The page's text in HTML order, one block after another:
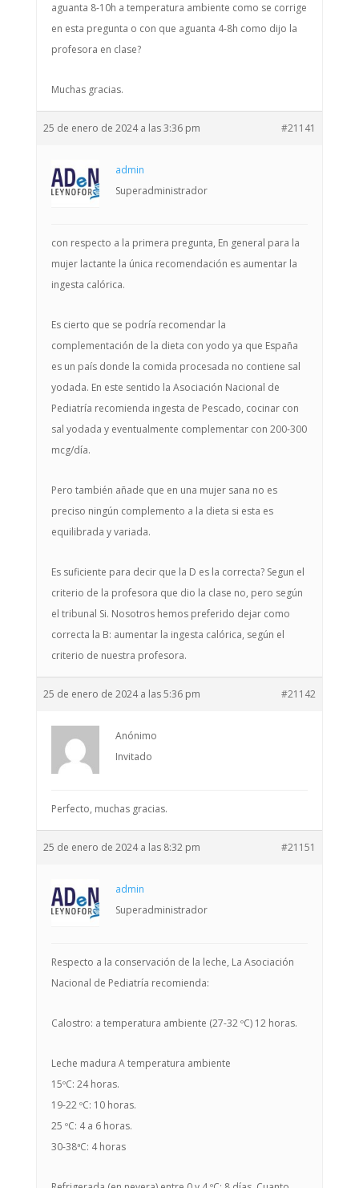
aguanta 8-10h a temperatura ambiente como se corrige
en esta pregunta o con que aguanta 4-8h como dijo la
profesora en clase?
Muchas gracias.
25 de enero de 2024 a las 3:36 pm #21141
admin
Superadministrador
con respecto a la primera pregunta, En general para la
mujer lactante la única recomendación es aumentar la
ingesta calórica.
Es cierto que se podría recomendar la
complementación de la dieta con yodo ya que España
es un país donde la comida procesada no contiene sal
yodada. En este sentido la Asociación Nacional de
Pediatría recomienda ingesta de Pescado, cocinar con
sal yodada y eventualmente complementar con 200-300
mcg/día.
Pero también añade que en una mujer sana no es
preciso ningún complemento a la dieta si esta es
equilibrada y variada.
Es suficiente para decir que la D es la correcta? Segun el
criterio de la profesora que dio la clase no, pero según
el tribunal Si. Nosotros hemos preferido dejar como
correcta la B: aumentar la ingesta calórica, según el
criterio de nuestra profesora.
25 de enero de 2024 a las 5:36 pm #21142
Anónimo
Invitado
Perfecto, muchas gracias.
25 de enero de 2024 a las 8:32 pm #21151
admin
Superadministrador
Respecto a la conservación de la leche, La Asociación
Nacional de Pediatría recomienda:
Calostro: a temperatura ambiente (27-32 ºC) 12 horas.
Leche madura A temperatura ambiente
15ºC: 24 horas.
19-22 ºC: 10 horas.
25 ºC: 4 a 6 horas.
30-38ªC: 4 horas